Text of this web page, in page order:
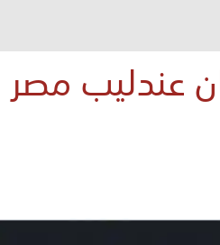
عندليب مصر